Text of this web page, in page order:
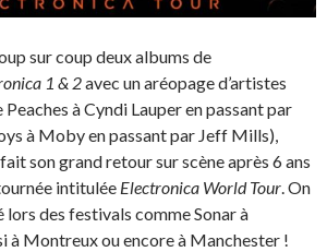
sur coup deux albums de
1 & 2avec un aréopage d’artistes
à Cyndi Lauper en passant par
à Moby en passant par Jeff Mills),
son grand retour sur scène après 6 ans
intitulée Electronica World Tour. On
lors des festivals comme Sonar à
à Montreux ou encore à Manchester !